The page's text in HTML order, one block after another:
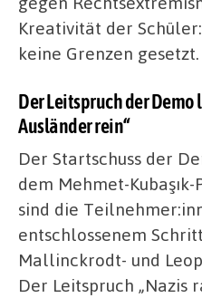
Kreativität der
keine Grenzen gesetzt.
Der Leitspruch der Demo
Ausländer rein“
Der Startschuss der
dem Mehmet-
sind die
entschlossenem
Mallinckrodt- und
Der Leitspruch „Nazis